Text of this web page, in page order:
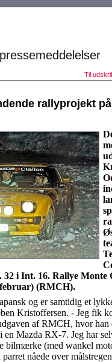
pressemeddelelser
Til
rallyprojekt
32 i Int. 16. Rallye
(RMCH).
og er samtidig et
Kristoffersen. - Jeg fik
af RMCH, hvor han
Mazda RX-7. Jeg har
bilmærke (med wankel
nåede over